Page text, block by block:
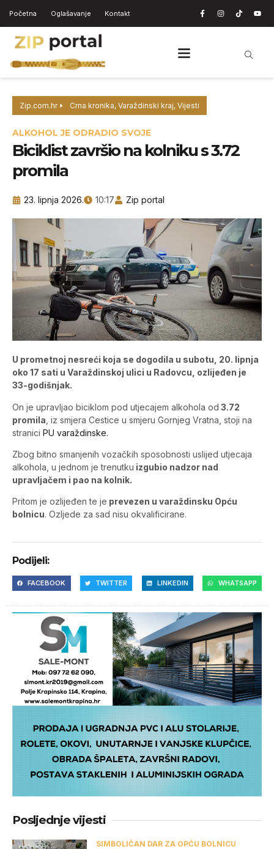
Početna Oglašavanje Kontakt
Zip.com.hr Crna kronika, Varaždinski kraj, Vijesti
ALKOHOL JE ODRADIO SVOJE
Biciklist završio na kolniku s 3.72
promila
23. lipnja 2026. 10:17 Zip portal
U prometnoj nesreći koja se dogodila u subotu, 20. lipnja
oko 17 sati u Varaždinskoj ulici u Radovcu, ozlijeđen je
33-godišnjak.
On je upravljao biciklom pod utjecajem alkohola od 3.72
promila , iz smjera Cestice u smjeru Gornjeg Vratna, stoji na
stranici PU varaždinske.
Zbog bitno smanjenih vozačkih sposobnosti uslijed utjecaja
alkohola, u jednom je trenutku izgubio nadzor nad
upravljačem i pao na kolnik.
Pritom je ozlijeđen te je prevezen u varaždinsku Opću
bolnicu. Ozljede za sad nisu okvalificirane.
Podijeli:
FACEBOOK TWITTER LINKEDIN WHATSAPP
Posljednje vijesti
SIMBOLIČAN DAR ZA OPĆU BOLNICU